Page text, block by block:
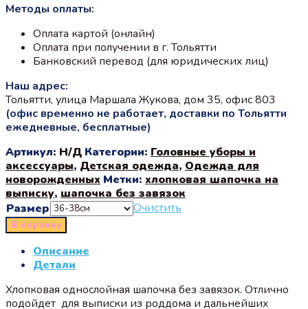
Методы оплаты:
Оплата картой (онлайн)
Оплата при получении в г. Тольятти
Банковский перевод (для юридических лиц)
Наш адрес:
Тольятти, улица Маршала Жукова, дом 35, офис 803
(офис временно не работает, доставки по Тольятти
ежедневные, бесплатные)
Артикул: Н/Д Категории: Головные уборы и
аксессуары, Детская одежда, Одежда для
новорожденных Метки: хлопковая шапочка на
выписку, шапочка без завязок
Размер
Очистить
В корзину
Описание
Детали
Хлопковая однослойная шапочка без завязок. Отлично
подойдет для выписки из роддома и дальнейших